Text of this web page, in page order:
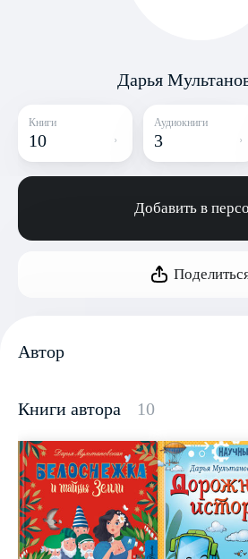
Дарья
Книги
10
Аудиокниги
3
Добавить в
Автор
Книги автора 10